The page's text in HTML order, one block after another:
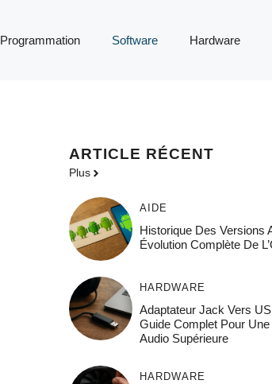
Programmation Software Hardware
ARTICLE RÉCENT
Plus
AIDE
Historique Des Versions
Évolution Complète De
HARDWARE
Adaptateur Jack Vers
Guide Complet Pour
Audio Supérieure
HARDWARE